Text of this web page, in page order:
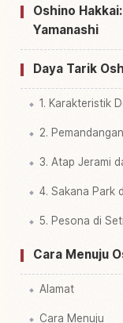
Cari
Oshino
Yamanashi
Daya Tarik
1. Karakteristik
2.
3. Atap Jerami
4. Sakana Park
5. Pesona di
Cara Menuju
Alamat
Cara Menuju